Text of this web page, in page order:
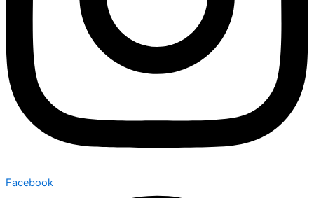
Facebook